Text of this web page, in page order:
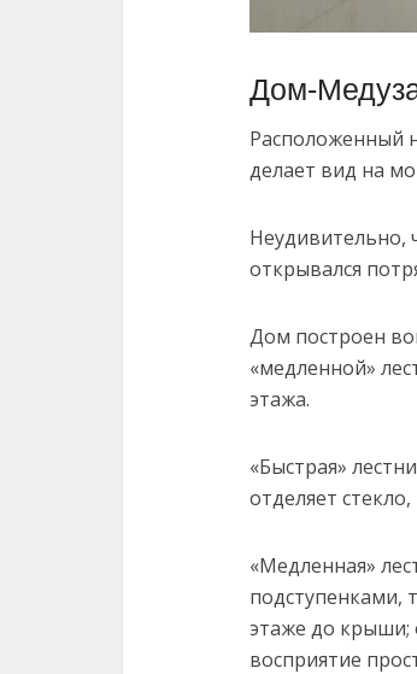
Дом-
Расположенный
делает вид на
Неудивительно,
открывался
Дом построен
«медленной»
этажа.
«Быстрая»
отделяет
«Медленная»
подступенками,
этаже до крыши;
восприятие